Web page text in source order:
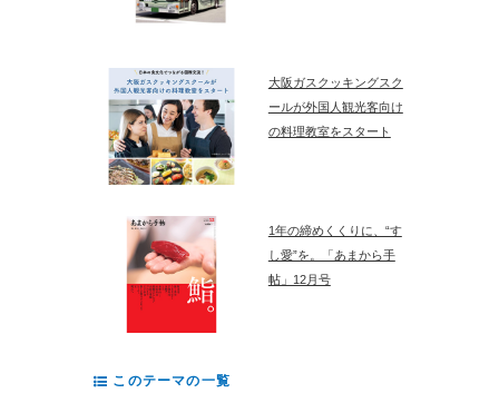
大阪ガスクッキングスク
ールが外国人観光客向け
の料理教室をスタート
1年の締めくくりに、“す
し愛”を。「あまから手
帖」12月号
このテーマの一覧